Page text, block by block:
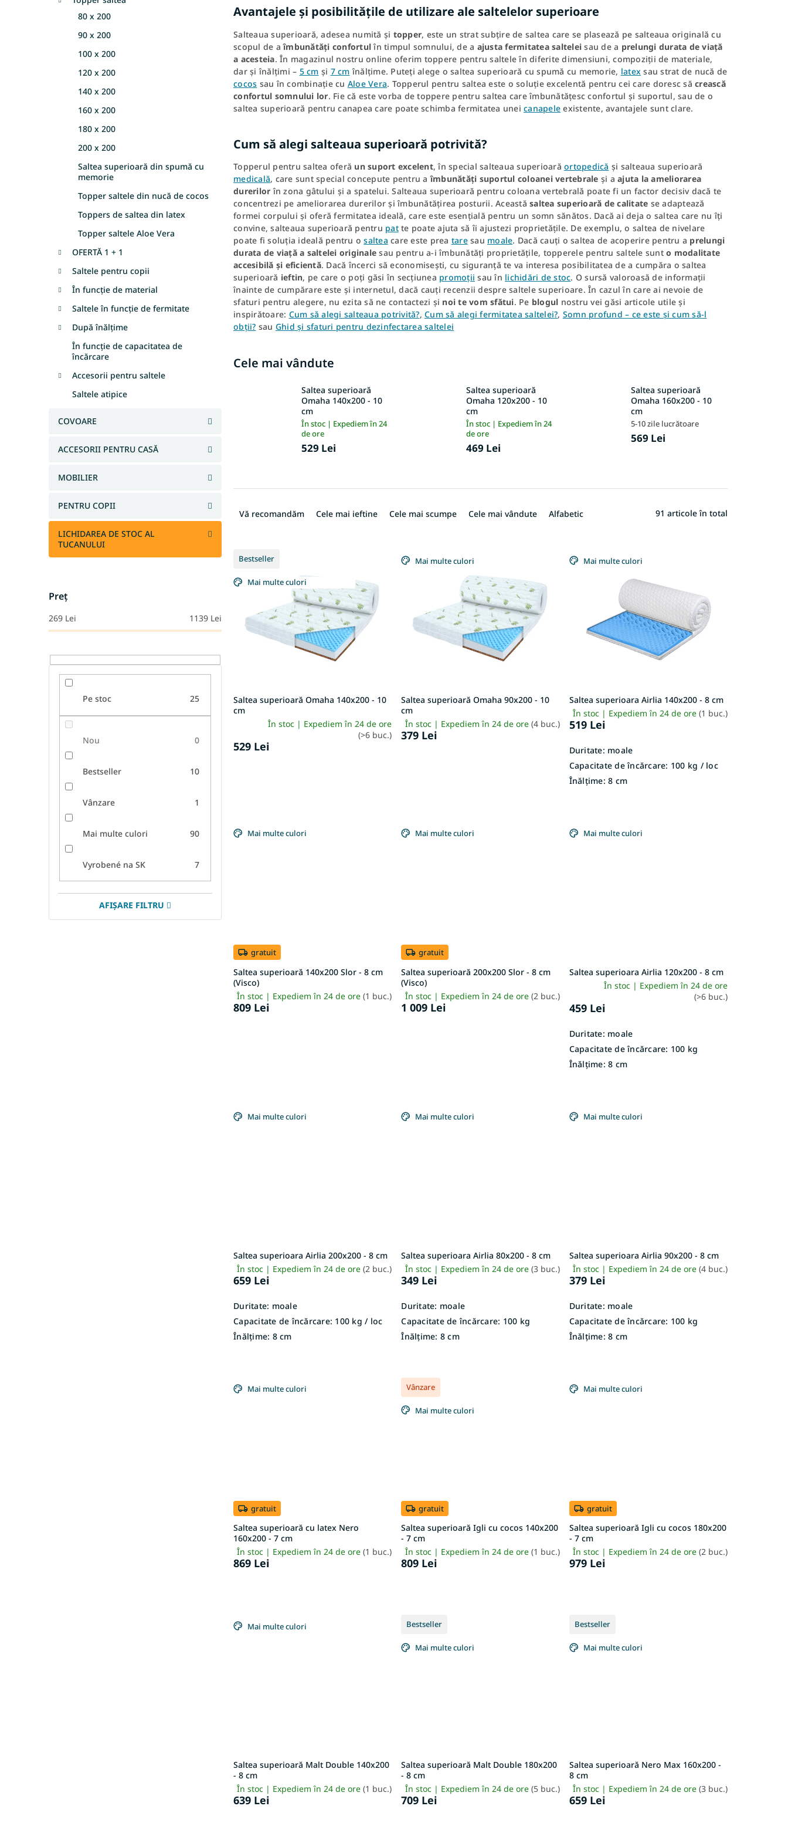
80 x 200
90 x 200
100 x 200
120 x 200
140 x 200
160 x 200
180 x 200
200 x 200
Saltea superioară din spumă cu
memorie
Topper saltele din nucă de cocos
Toppers de saltea din latex
Topper saltele Aloe Vera
OFERTĂ 1 + 1
Saltele pentru copii
În funcție de material
Saltele în funcție de fermitate
După înălțime
În funcție de capacitatea de
încărcare
Accesorii pentru saltele
Saltele atipice
COVOARE
ACCESORII PENTRU CASĂ
MOBILIER
PENTRU COPII
LICHIDAREA DE STOC AL
TUCANULUI
Preţ
269 Lei 1139 Lei
Pe stoc 25
Nou 0
Bestseller 10
Vânzare 1
Mai multe culori 90
Vyrobené na SK 7
AFIŞARE FILTRU
Avantajele și posibilitățile de utilizare ale saltelelor superioare
Salteaua superioară, adesea numită și topper, este un strat subțire de saltea care se plasează pe salteaua originală cu
scopul de aîmbunătăți confortulîn timpul somnului, de a ajusta fermitatea saltelei sau de a prelungi durata de viață
a acesteia. În magazinul nostru online oferim toppere pentru saltele în diferite dimensiuni, compoziții de materiale,
dar și înălțimi – 5 cm și 7 cm înălțime. Puteți alege o saltea superioară cu spumă cu memorie, latex sau strat de nucă de
cocos sau în combinație cu Aloe Vera. Topperul pentru saltea este o soluție excelentă pentru cei care doresc să crească
confortul somnului lor. Fie că este vorba de toppere pentru saltea care îmbunătățesc confortul și suportul, sau de o
saltea superioară pentru canapea care poate schimba fermitatea unei canapele existente, avantajele sunt clare.
Cum să alegi salteaua superioară potrivită?
Topperul pentru saltea oferă un suport excelent, în special salteaua superioară ortopedică și salteaua superioară
medicală, care sunt special concepute pentru aîmbunătăți suportul coloanei vertebrale și a ajuta la ameliorarea
durerilor în zona gâtului și a spatelui. Salteaua superioară pentru coloana vertebrală poate fi un factor decisiv dacă te
concentrezi pe ameliorarea durerilor și îmbunătățirea posturii. Această saltea superioară de calitate se adaptează
formei corpului și oferă fermitatea ideală, care este esențială pentru un somn sănătos. Dacă ai deja o saltea care nu îți
convine, salteaua superioară pentru patte poate ajuta să îi ajustezi proprietățile. De exemplu, o saltea de nivelare
poate fi soluția ideală pentru osaltea care este prea taresau moale. Dacă cauți o saltea de acoperire pentru a prelungi
durata de viață a saltelei originale sau pentru a-i îmbunătăți proprietățile, topperele pentru saltele sunt o modalitate
accesibilă și eficientă. Dacă încerci să economisești, cu siguranță te va interesa posibilitatea de a cumpăra o saltea
superioară ieftin, pe care o poți găsi în secțiunea promoții sau în lichidări de stoc. O sursă valoroasă de informații
înainte de cumpărare este și internetul, dacă cauți recenzii despre saltele superioare. În cazul în care ai nevoie de
sfaturi pentru alegere, nu ezita să ne contactezi și noi te vom sfătui. Pe blogul nostru vei găsi articole utile și
inspirătoare: Cum să alegi salteaua potrivită?, Cum să alegi fermitatea saltelei?, Somn profund – ce este și cum să-l
obții? sau Ghid și sfaturi pentru dezinfectarea saltelei
Cele mai vândute
Saltea superioară
Omaha 140x200 - 10
cm
În stoc | Expediem în 24
de ore
529 Lei
Saltea superioară
Omaha 120x200 - 10
cm
În stoc | Expediem în 24
de ore
469 Lei
Saltea superioară
Omaha 160x200 - 10
cm
5-10 zile lucrătoare
569 Lei
e
a
r
u
l
i
Vă recomandăm Cele mai ieftine Cele mai scumpe Cele mai vândute Alfabetic 91 articole în total
s
t
Bestseller
Mai multe culori
Saltea superioară Omaha 140x200 - 10
cm
În stoc | Expediem în 24 de ore
(>6 buc.)
529 Lei
Mai multe culori
Saltea superioară Omaha 90x200 - 10
cm
În stoc | Expediem în 24 de ore (4 buc.)
379 Lei
Mai multe culori
Saltea superioara Airlia 140x200 - 8 cm
În stoc | Expediem în 24 de ore (1 buc.)
519 Lei
Duritate: moale
Capacitate de încărcare: 100 kg / loc
Înălțime: 8 cm
Mai multe culori
gratuit
Saltea superioară 140x200 Slor - 8 cm
(Visco)
În stoc | Expediem în 24 de ore(1 buc.)
809 Lei
Mai multe culori
gratuit
Saltea superioară 200x200 Slor - 8 cm
(Visco)
În stoc | Expediem în 24 de ore (2 buc.)
1 009 Lei
Mai multe culori
Saltea superioara Airlia 120x200 - 8 cm
În stoc | Expediem în 24 de ore
(>6 buc.)
459 Lei
Duritate: moale
Capacitate de încărcare: 100 kg
Înălțime: 8 cm
Mai multe culori
Saltea superioara Airlia 200x200 - 8 cm
În stoc | Expediem în 24 de ore(2 buc.)
659 Lei
Duritate: moale
Capacitate de încărcare: 100 kg / loc
Înălțime: 8 cm
Mai multe culori
Saltea superioara Airlia 80x200 - 8 cm
În stoc | Expediem în 24 de ore (3 buc.)
349 Lei
Duritate: moale
Capacitate de încărcare: 100 kg
Înălțime: 8 cm
Mai multe culori
Saltea superioara Airlia 90x200 - 8 cm
În stoc | Expediem în 24 de ore (4 buc.)
379 Lei
Duritate: moale
Capacitate de încărcare: 100 kg
Înălțime: 8 cm
Mai multe culori
gratuit
Saltea superioară cu latex Nero
160x200 - 7 cm
În stoc | Expediem în 24 de ore(1 buc.)
869 Lei
Vânzare
Mai multe culori
gratuit
Saltea superioară Igli cu cocos 140x200
- 7 cm
În stoc | Expediem în 24 de ore (1 buc.)
809 Lei
Mai multe culori
gratuit
Saltea superioară Igli cu cocos 180x200
- 7 cm
În stoc | Expediem în 24 de ore (2 buc.)
979 Lei
Mai multe culori
Saltea superioară Malt Double 140x200
- 8 cm
În stoc | Expediem în 24 de ore(1 buc.)
639 Lei
Bestseller
Mai multe culori
Saltea superioară Malt Double 180x200
- 8 cm
În stoc | Expediem în 24 de ore (5 buc.)
709 Lei
Bestseller
Mai multe culori
Saltea superioară Nero Max 160x200 -
8 cm
În stoc | Expediem în 24 de ore (3 buc.)
659 Lei